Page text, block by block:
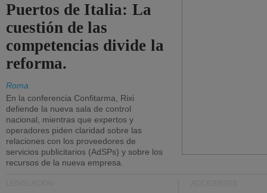
Puertos de Italia: La
cuestión de las
competencias divide la
reforma.
Roma
En la conferencia Confitarma, Rixi
defiende la nueva sala de control
nacional, mientras que expertos y
operadores piden claridad sobre las
relaciones con los proveedores de
servicios publicitarios (AdSPs) y sobre los
recursos de la nueva empresa.